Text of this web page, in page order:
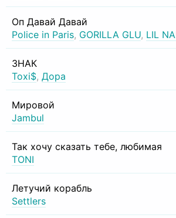
Оп Давай Давай
Police in Paris, GORILLA GLU, LIL
ЗНАК
Toxi$, Дора
Мировой
Jambul
Так хочу сказать тебе, любимая
TONI
Летучий корабль
Settlers